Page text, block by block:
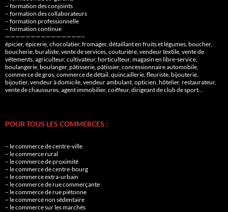
– formation des conjoints
– formation des collaborateurs
– formation professionnelle
– formation continue
———————————————–
épicier, épicerie, chocolatier, fromager, détaillant en fruits et légumes, boucher,
boucherie, buraliste, vente de services, couturière, vendeur textile, vente de
vêtements, agriculteur, cultivateur, horticulteur, magasin en libre-service,
boulangerie, boulanger, pâtisserie, pâtissier, concessionnaire automobile,
commerce de gros, commerce de détail, quincaillerie, fleuriste, bijouterie,
bijoutier, vendeur à domicile, vendeur ambulant, opticien, hôtelier, restaurateur,
vente de chaussures, agent immobilier, coiffeur, dirigeant de club de sport…
POUR TOUS LES COMMERCES :
– le commerce de centre-ville
– le commerce rural
– le commerce de proximité
– le commerce de centre-bourg
– le commerce extra-urbain
– le commerce de rue commerçante
– le commerce de rue piétonne
– le commerce non sédentaire
– le commerce sur les marchés